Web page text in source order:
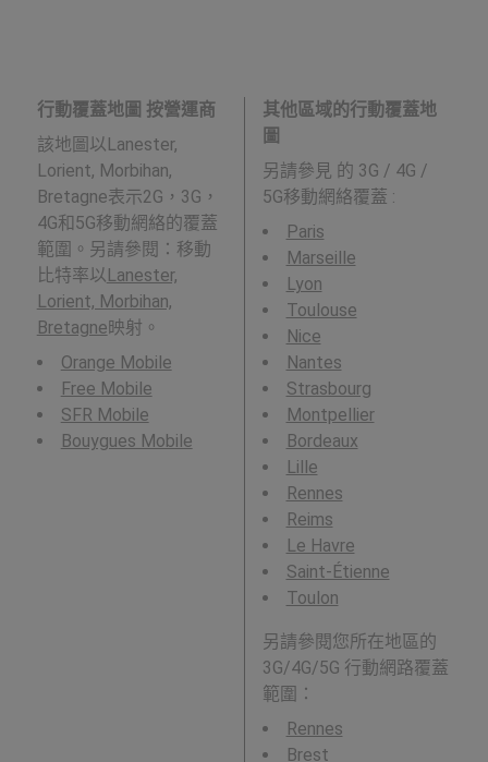
行動覆蓋地圖 按營運商
該地圖以Lanester,
Lorient, Morbihan,
Bretagne表示2G，3G，
4G和5G移動網絡的覆蓋
範圍。另請參閱：移動
比特率以 Lanester,
Lorient, Morbihan,
Bretagne映射。
Orange Mobile
Free Mobile
SFR Mobile
Bouygues Mobile
其他區域的行動覆蓋地
圖
另請參見 的 3G / 4G /
5G移動網絡覆蓋 :
Paris
Marseille
Lyon
Toulouse
Nice
Nantes
Strasbourg
Montpellier
Bordeaux
Lille
Rennes
Reims
Le Havre
Saint-Étienne
Toulon
另請參閱您所在地區的
3G/4G/5G 行動網路覆蓋
範圍：
Rennes
Brest